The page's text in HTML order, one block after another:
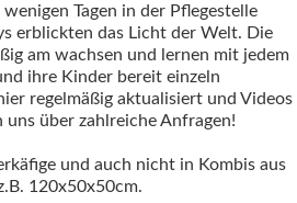
Tagen in der Pflegestelle
erblickten das Licht der Welt. Die
am wachsen und lernen mit jedem
ihre Kinder bereit einzeln
regelmäßig aktualisiert und Videos
über zahlreiche Anfragen!
und auch nicht in Kombis aus
120x50x50cm.